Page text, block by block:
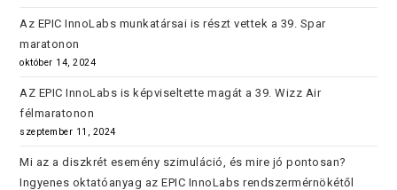
Az EPIC InnoLabs munkatársai is részt vettek a 39. Spar
maratonon
október 14, 2024
AZ EPIC InnoLabs is képviseltette magát a 39. Wizz Air
félmaratonon
szeptember 11, 2024
Mi az a diszkrét esemény szimuláció, és mire jó pontosan?
Ingyenes oktatóanyag az EPIC InnoLabs rendszermérnökétől